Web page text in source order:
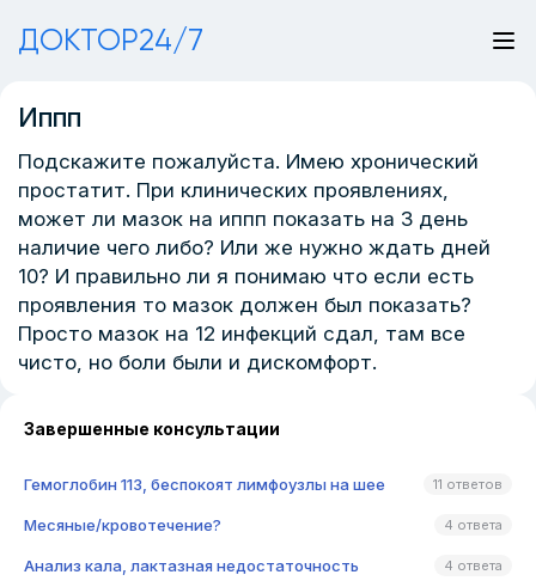
ДОКТОР24/7
Иппп
Подскажите пожалуйста. Имею хронический
простатит. При клинических проявлениях,
может ли мазок на иппп показать на 3 день
наличие чего либо? Или же нужно ждать дней
10? И правильно ли я понимаю что если есть
проявления то мазок должен был показать?
Просто мазок на 12 инфекций сдал, там все
чисто, но боли были и дискомфорт.
Завершенные консультации
Гемоглобин 113, беспокоят лимфоузлы на шее 11 ответов
Месяные/кровотечение? 4 ответа
Анализ кала, лактазная недостаточность 4 ответа